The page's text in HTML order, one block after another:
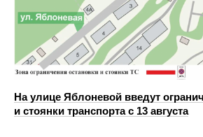
На улице Яблоневой введут
и стоянки транспорта с 13 августа